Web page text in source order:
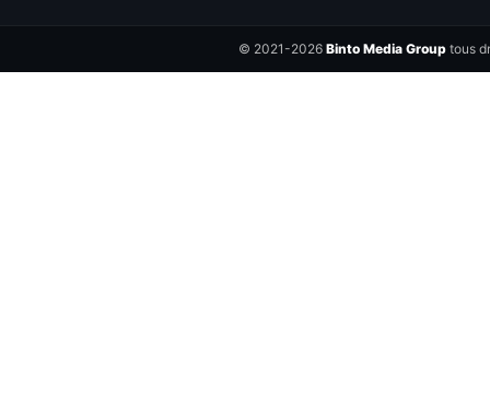
© 2021-2026 Binto Media Grouptous